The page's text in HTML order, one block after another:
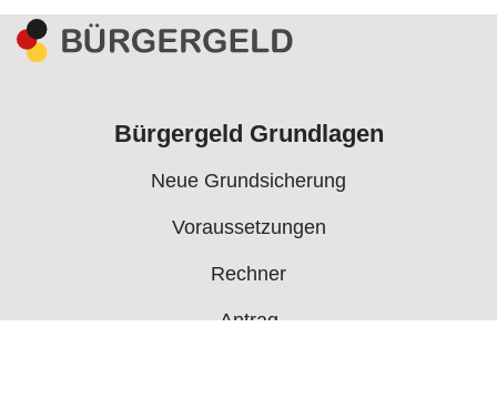
Bürgergeld Grundlagen
Neue Grundsicherung
Voraussetzungen
Rechner
Antrag